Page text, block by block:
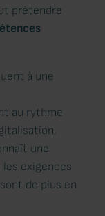
prétendre
à une
au rythme
une
exigences
de plus en